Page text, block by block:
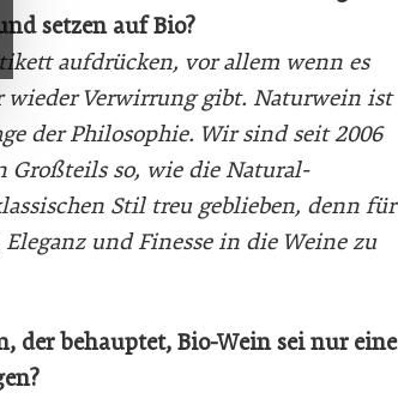
setzen auf Bio?
aufdrücken, vor allem wenn es
Verwirrung gibt. Naturwein ist
der Philosophie. Wir sind seit 2006
so, wie die Natural-
Stil treu geblieben, denn für
und Finesse in die Weine zu
der behauptet, Bio-Wein sei nur eine